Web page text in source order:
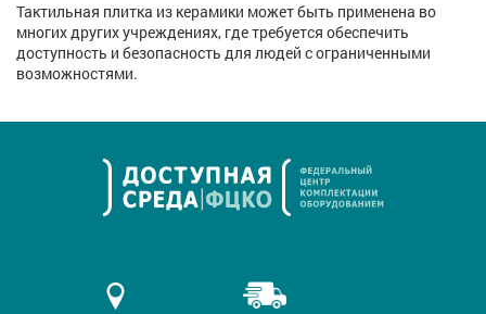
Тактильная плитка из керамики может быть применена во
многих других учреждениях, где требуется обеспечить
доступность и безопасность для людей с ограниченными
возможностями.